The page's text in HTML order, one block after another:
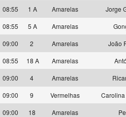
08:55
1 A Amarelas
Jorge
08:55
5 A Amarelas
09:00
2 Amarelas
João
08:55
18 A Amarelas
09:00
4 Amarelas
09:00
9 Vermelhas
09:00
18 Amarelas